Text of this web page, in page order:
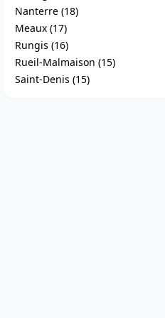
Nanterre (18)
Meaux (17)
Rungis (16)
Rueil-Malmaison (15)
Saint-Denis (15)